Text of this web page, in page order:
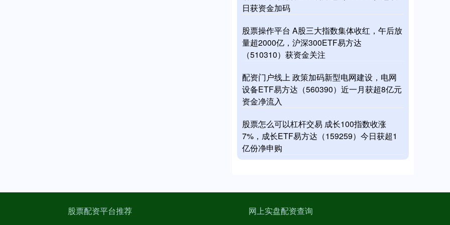
日获资金加码
股票操作平台 A股三大指数集体收红，午后放
量超2000亿，沪深300ETF易方达
（510310）获资金关注
配资门户线上 政策加码新型电网建设，电网
设备ETF易方达（560390）近一月获超8亿元
资金净流入
股票怎么可以杠杆交易 成长100指数收涨
7%，成长ETF易方达（159259）今日获超1
亿份净申购
股票配资平台推荐 网上实盘配资查询